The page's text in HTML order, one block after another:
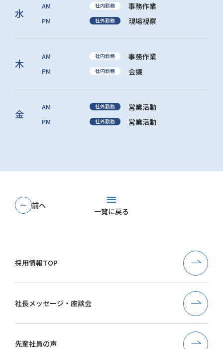
水
AM 社内勤務 事務作業
PM 社外勤務 現場視察
木
AM 社内勤務 事務作業
PM 社内勤務 会議
金
AM 社外勤務 営業活動
PM 社外勤務 営業活動
前へ menu
一覧に戻る
採用情報TOP
社長メッセージ・座談会
先輩社員の声